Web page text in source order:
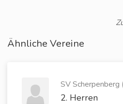
Ähnliche Vereine
SV Scherpenberg
2. Herren